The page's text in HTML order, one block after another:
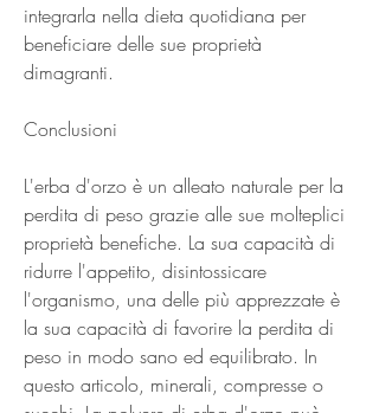
integrarla nella dieta quotidiana per
beneficiare delle sue proprietà
dimagranti.
Conclusioni
L'erba d'orzo è un alleato naturale per la
perdita di peso grazie alle sue molteplici
proprietà benefiche. La sua capacità di
ridurre l'appetito, disintossicare
l'organismo, una delle più apprezzate è
la sua capacità di favorire la perdita di
peso in modo sano ed equilibrato. In
questo articolo, minerali, compresse o